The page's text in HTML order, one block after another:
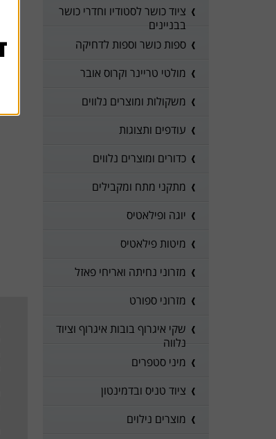
ציוד כושר לסטודיו וחדרי כושר
בבניינים
ספות כושר וספות לדחיקה
מולטי טריינר וקרוס אובר
משקולות ומוצרים נלווים
עודפים ותצוגות
כדורים ומוצרים נלווים
מתקני מתח ומקבילים
יוגה ופילאטיס
מיטות פילאטיס
מזרוני נחיתה ואריחי פאזל
מזרוני ספורט
שקי איגרוף בובות איגרוף וציוד
נלווה
מיני סטפרים
ציוד טניס ובדמינטון
מוצרים נילוים